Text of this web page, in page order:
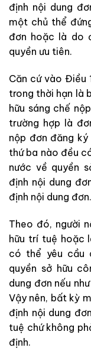
định nội dung
một chủ thể
đơn hoặc là do
quyền ưu tiên.
Căn cứ vào Điều
trong thời hạn là
hữu sáng chế
trường hợp là
nộp đơn đăng
thứ ba nào đều
nước về quyền
định nội dung
định nội dung đơn.
Theo đó, người
hữu trí tuệ hoặc
có thể yêu cầu
quyền sở hữu
dung đơn nếu như
Vậy nên, bất kỳ
định nội dung
tuệ chứ không
định.